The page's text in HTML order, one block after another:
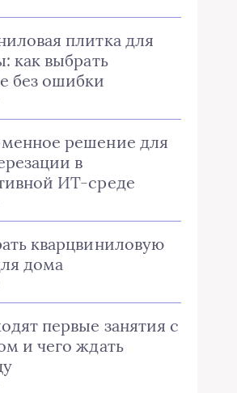
плитка для
как выбрать
без ошибки
решение для
в
ИТ-среде
кварцвиниловую
дома
первые занятия с
и чего ждать